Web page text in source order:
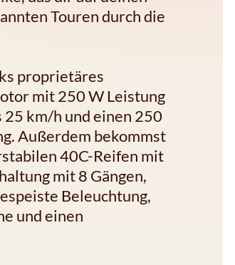
Touren durch die
proprietäres
mit 250 W Leistung
km/h und einen 250
Außerdem bekommst
40C-Reifen mit
mit 8 Gängen,
Beleuchtung,
und einen